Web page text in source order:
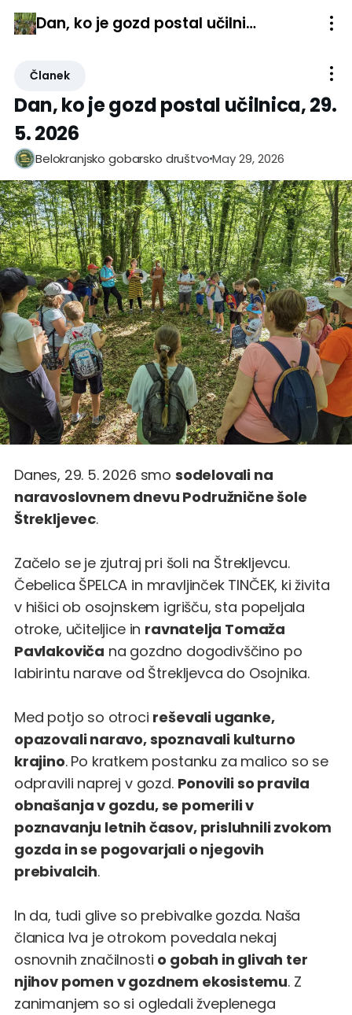
Dan, ko je gozd postal učilnica, 29. 5. 2026
Članek
Dan, ko je gozd postal učilnica, 29.
5. 2026
Belokranjsko gobarsko društvoMay 29, 2026
Danes, 29. 5. 2026 smo sodelovali na
naravoslovnem dnevu Podružnične šole
Štrekljevec.
Začelo se je zjutraj pri šoli na Štrekljevcu.
Čebelica ŠPELCA in mravljinček TINČEK, ki živita
v hišici ob osojnskem igrišču, sta popeljala
otroke, učiteljice in ravnatelja Tomaža
Pavlakoviča na gozdno dogodivščino po
labirintu narave od Štrekljevca do Osojnika.
Med potjo so otroci reševali uganke,
opazovali naravo, spoznavali kulturno
krajino. Po kratkem postanku za malico so se
odpravili naprej v gozd. Ponovili so pravila
obnašanja v gozdu, se pomerili v
poznavanju letnih časov, prisluhnili zvokom
gozda in se pogovarjali o njegovih
prebivalcih.
In da, tudi glive so prebivalke gozda. Naša
članica Iva je otrokom povedala nekaj
osnovnih značilnosti o gobah in glivah ter
njihov pomen v gozdnem ekosistemu. Z
zanimanjem so si ogledali žveplenega